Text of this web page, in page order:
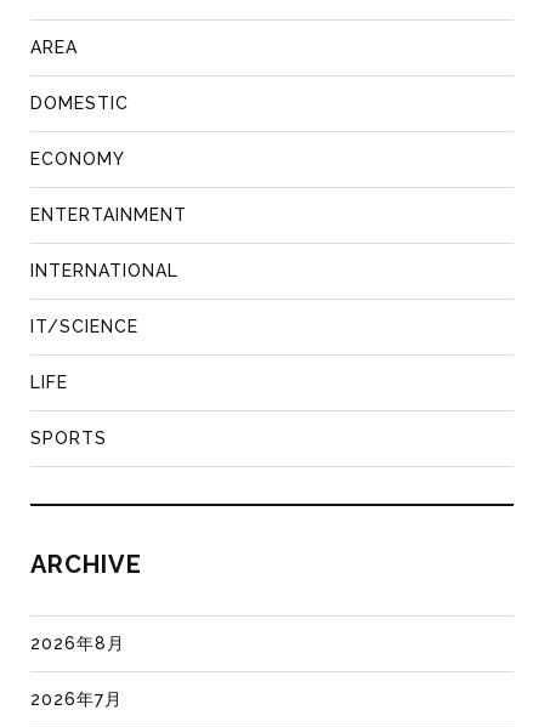
AREA
DOMESTIC
ECONOMY
ENTERTAINMENT
INTERNATIONAL
IT/SCIENCE
LIFE
SPORTS
ARCHIVE
2026年8月
2026年7月